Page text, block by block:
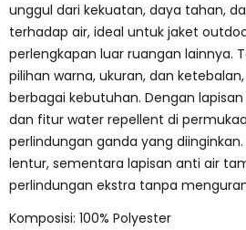
unggul dari kekuatan, daya tahan,
terhadap air, ideal untuk jaket
perlengkapan luar ruangan lainnya.
pilihan warna, ukuran, dan
berbagai kebutuhan. Dengan
dan fitur water repellent di
perlindungan ganda yang
lentur, sementara lapisan anti air
perlindungan ekstra tanpa
Komposisi: 100% Polyester